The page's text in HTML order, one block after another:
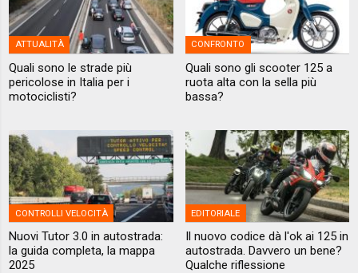
ATTUALITÀ
Quali sono le strade più
pericolose in Italia per i
motociclisti?
CONFRONTO
Quali sono gli scooter 125 a
ruota alta con la sella più
bassa?
CONTROLLI VELOCITÀ
Nuovi Tutor 3.0 in autostrada:
la guida completa, la mappa
2025
EDITORIALE
Il nuovo codice dà l'ok ai 125 in
autostrada. Davvero un bene?
Qualche riflessione